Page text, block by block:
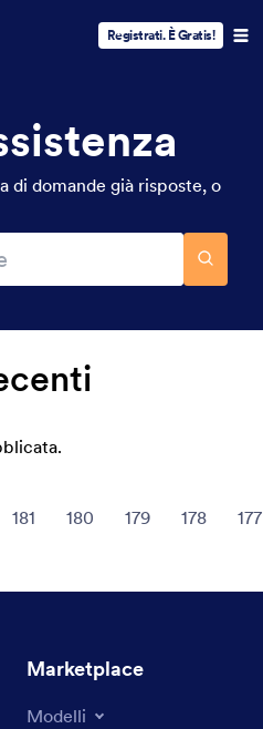
Registrati. È Gratis!
di domande già risposte, o
181 180 179 178 177
Marketplace
Modelli